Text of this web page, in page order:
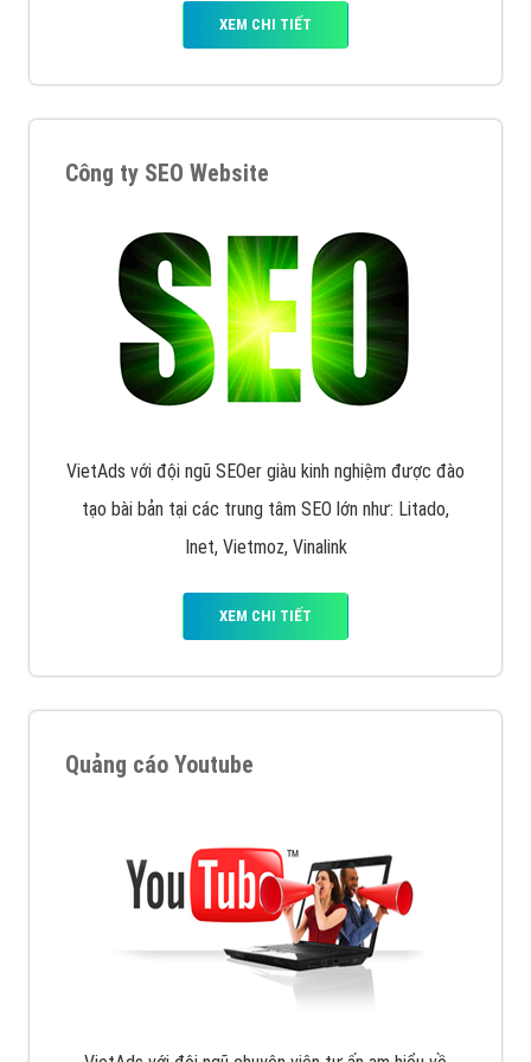
VietAds triển khai dịch vụ quảng cáo Banner Google
muốn đặt Banner
XEM CHI TIẾT
Công ty SEO Website
VietAds với đội ngũ SEOer giàu kinh nghiệm được đào
XEM CHI TIẾT
Quảng cáo Youtube